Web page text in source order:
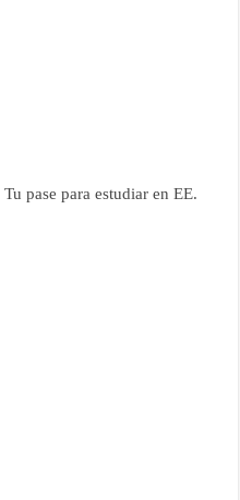
pase para estudiar en EE.